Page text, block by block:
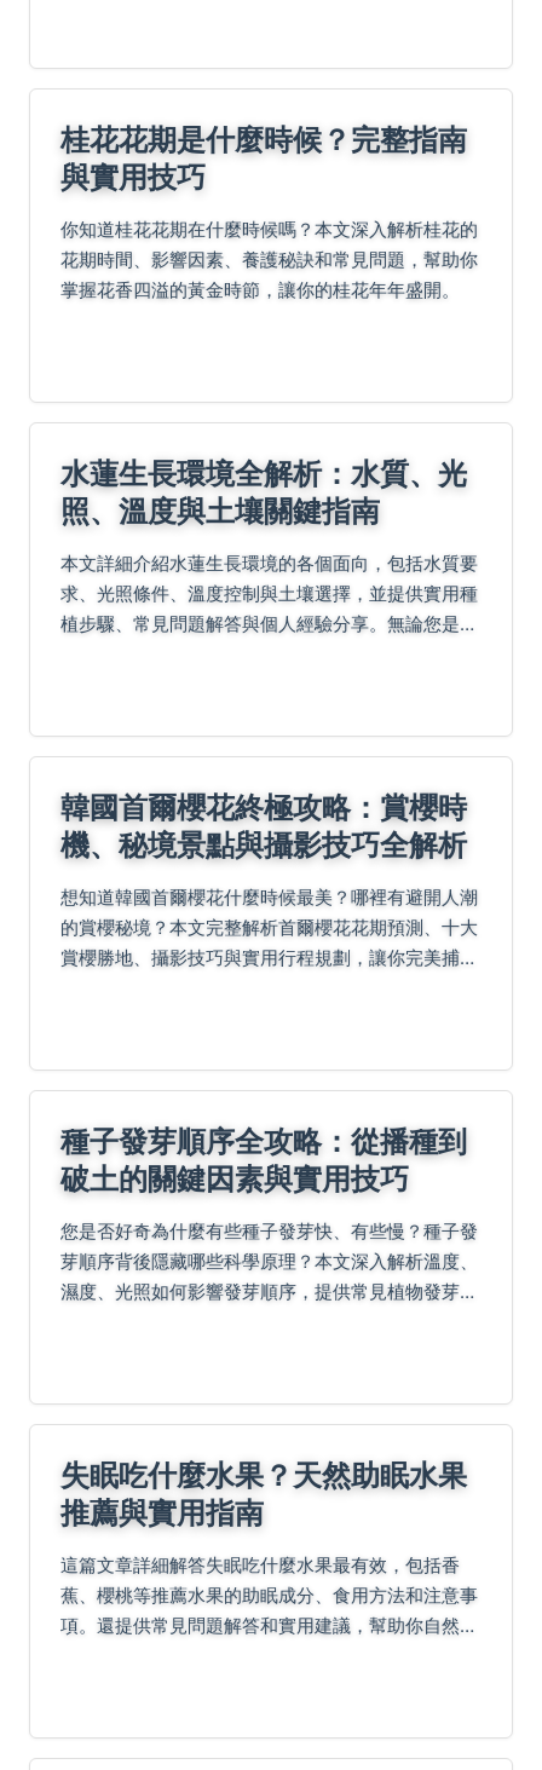
桂花花期是什麼時候？完整指南
與實用技巧
你知道桂花花期在什麼時候嗎？本文深入解析桂花的
花期時間、影響因素、養護秘訣和常見問題，幫助你
掌握花香四溢的黃金時節，讓你的桂花年年盛開。
水蓮生長環境全解析：水質、光
照、溫度與土壤關鍵指南
本文詳細介紹水蓮生長環境的各個面向，包括水質要
求、光照條件、溫度控制與土壤選擇，並提供實用種
植步驟、常見問題解答與個人經驗分享。無論您是新
韓國首爾櫻花終極攻略：賞櫻時
機、秘境景點與攝影技巧全解析
想知道韓國首爾櫻花什麼時候最美？哪裡有避開人潮
的賞櫻秘境？本文完整解析首爾櫻花花期預測、十大
賞櫻勝地、攝影技巧與實用行程規劃，讓你完美捕捉
種子發芽順序全攻略：從播種到
破土的關鍵因素與實用技巧
您是否好奇為什麼有些種子發芽快、有些慢？種子發
芽順序背後隱藏哪些科學原理？本文深入解析溫度、
濕度、光照如何影響發芽順序，提供常見植物發芽時
失眠吃什麼水果？天然助眠水果
推薦與實用指南
這篇文章詳細解答失眠吃什麼水果最有效，包括香
蕉、櫻桃等推薦水果的助眠成分、食用方法和注意事
項。還提供常見問題解答和實用建議，幫助你自然改